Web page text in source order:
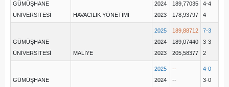
GÜMÜŞHANE
ÜNİVERSİTESİ
HAVACILIK YÖNETİMİ
2024
2023
189,77035
178,93797
4-4
4
GÜMÜŞHANE
ÜNİVERSİTESİ
MALİYE
2025
2024
2023
189,88712
189,07440
205,58377
7-3
3-3
2
GÜMÜŞHANE
2025
2024
--
--
4-0
3-0